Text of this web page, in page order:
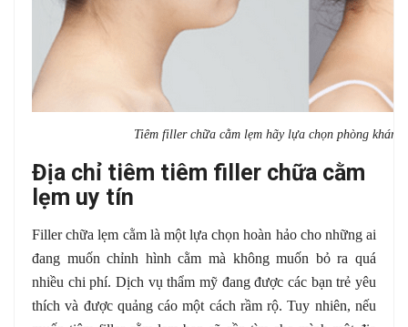
Tiêm filler chữa cằm lẹm hãy lựa chọn phòng khám
Địa chỉ tiêm tiêm filler chữa cằm
lẹm uy tín
Filler chữa lẹm cằm là một lựa chọn hoàn hảo cho những ai
đang muốn chỉnh hình cằm mà không muốn bỏ ra quá
nhiều chi phí. Dịch vụ thẩm mỹ đang được các bạn trẻ yêu
thích và được quảng cáo một cách rầm rộ. Tuy nhiên, nếu